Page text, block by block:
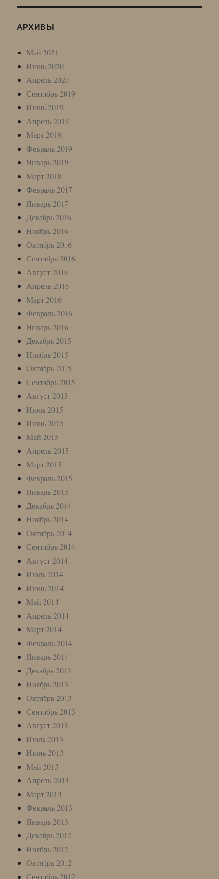
АРХИВЫ
Май 2021
Июнь 2020
Апрель 2020
Сентябрь 2019
Июнь 2019
Апрель 2019
Март 2019
Февраль 2019
Январь 2019
Март 2018
Февраль 2017
Январь 2017
Декабрь 2016
Ноябрь 2016
Октябрь 2016
Сентябрь 2016
Август 2016
Апрель 2016
Март 2016
Февраль 2016
Январь 2016
Декабрь 2015
Ноябрь 2015
Октябрь 2015
Сентябрь 2015
Август 2015
Июль 2015
Июнь 2015
Май 2015
Апрель 2015
Март 2015
Февраль 2015
Январь 2015
Декабрь 2014
Ноябрь 2014
Октябрь 2014
Сентябрь 2014
Август 2014
Июль 2014
Июнь 2014
Май 2014
Апрель 2014
Март 2014
Февраль 2014
Январь 2014
Декабрь 2013
Ноябрь 2013
Октябрь 2013
Сентябрь 2013
Август 2013
Июль 2013
Июнь 2013
Май 2013
Апрель 2013
Март 2013
Февраль 2013
Январь 2013
Декабрь 2012
Ноябрь 2012
Октябрь 2012
Сентябрь 2012